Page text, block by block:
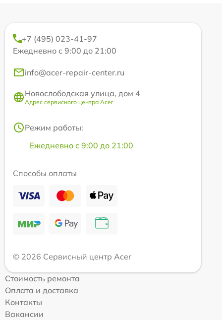
+7 (495) 023-41-97
Ежедневно с 9:00 до 21:00
info@acer-repair-center.ru
Новослободская улица, дом 4
Адрес сервисного центра Acer
Режим работы:
Ежедневно с 9:00 до 21:00
Способы оплаты
© 2026 Сервисный центр Acer
Стоимость ремонта
Оплата и доставка
Контакты
Вакансии